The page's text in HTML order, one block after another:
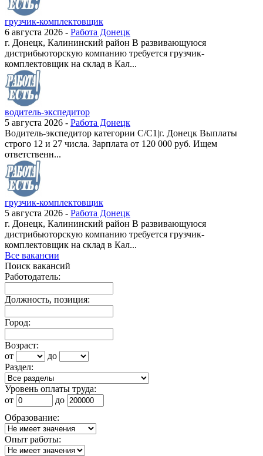
грузчик-комплектовщик
6 августа 2026 - Работа Донецк
г. Донецк, Калининский район В развивающуюся
дистрибьюторскую компанию требуется грузчик-
комплектовщик на склад в Кал...
водитель-экспедитор
5 августа 2026 - Работа Донецк
Водитель-экспедитор категории С/С1|г. Донецк Выплаты
строго 12 и 27 числа. Зарплата от 120 000 руб. Ищем
ответственн...
грузчик-комплектовщик
5 августа 2026 - Работа Донецк
г. Донецк, Калининский район В развивающуюся
дистрибьюторскую компанию требуется грузчик-
комплектовщик на склад в Кал...
Все вакансии
Поиск вакансий
Работодатель:
Должность, позиция:
Город:
Возраст:
от
до
Раздел:
Уровень оплаты труда:
от
до
Образование:
Опыт работы: